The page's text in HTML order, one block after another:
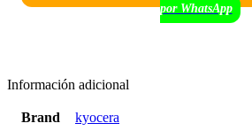
por WhatsApp
Información adicional
Brand kyocera